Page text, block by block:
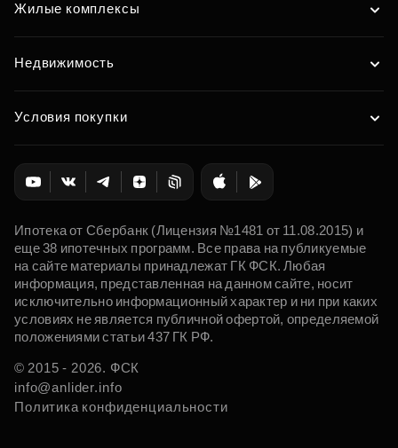
Жилые комплексы
Недвижимость
Условия покупки
Ипотека от Сбербанк (Лицензия №1481 от 11.08.2015) и
еще 38 ипотечных программ. Все права на публикуемые
на сайте материалы принадлежат ГК ФСК. Любая
информация, представленная на данном сайте, носит
исключительно информационный характер и ни при каких
условиях не является публичной офертой, определяемой
положениями статьи 437 ГК РФ.
© 2015 - 2026. ФСК
info@anlider.info
Политика конфиденциальности